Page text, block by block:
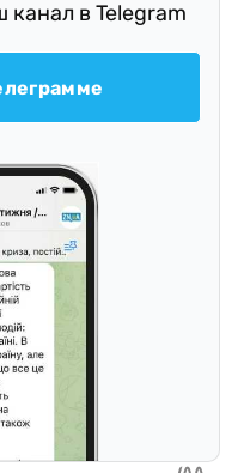
в Telegram